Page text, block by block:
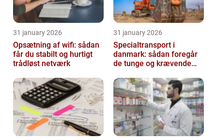
31 january 2026
Opsætning af wifi: sådan
får du stabilt og hurtigt
trådløst netværk
31 january 2026
Specialtransport i
danmark: sådan foregår
de tunge og krævende